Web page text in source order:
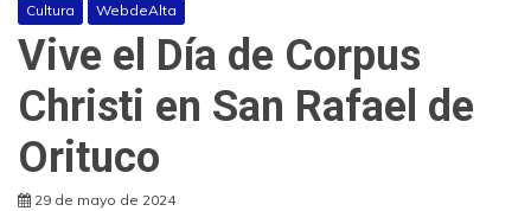
Cultura WebdeAlta
Vive el Día de Corpus
Christi en San Rafael de
Orituco
29 de mayo de 2024